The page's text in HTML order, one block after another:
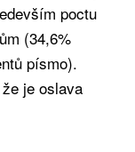
poctu
(34,6%
písmo).
je oslava